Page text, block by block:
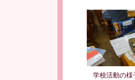
学校活動の様